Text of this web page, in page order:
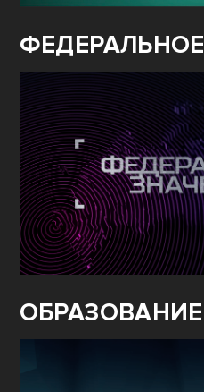
ФЕДЕРАЛЬНОЕ
ОБРАЗОВАНИЕ